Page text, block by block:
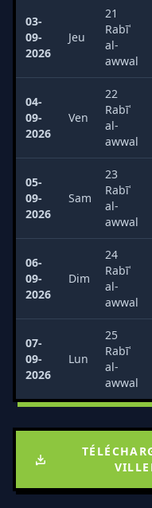
03-
09-
2026
Jeu
21
Rabīʿ
al-
awwal
04-
09-
2026
Ven
22
Rabīʿ
al-
awwal
05-
09-
2026
Sam
23
Rabīʿ
al-
awwal
06-
09-
2026
Dim
24
Rabīʿ
al-
awwal
07-
09-
2026
Lun
25
Rabīʿ
al-
awwal